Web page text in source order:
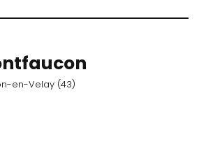
en-Velay (43)